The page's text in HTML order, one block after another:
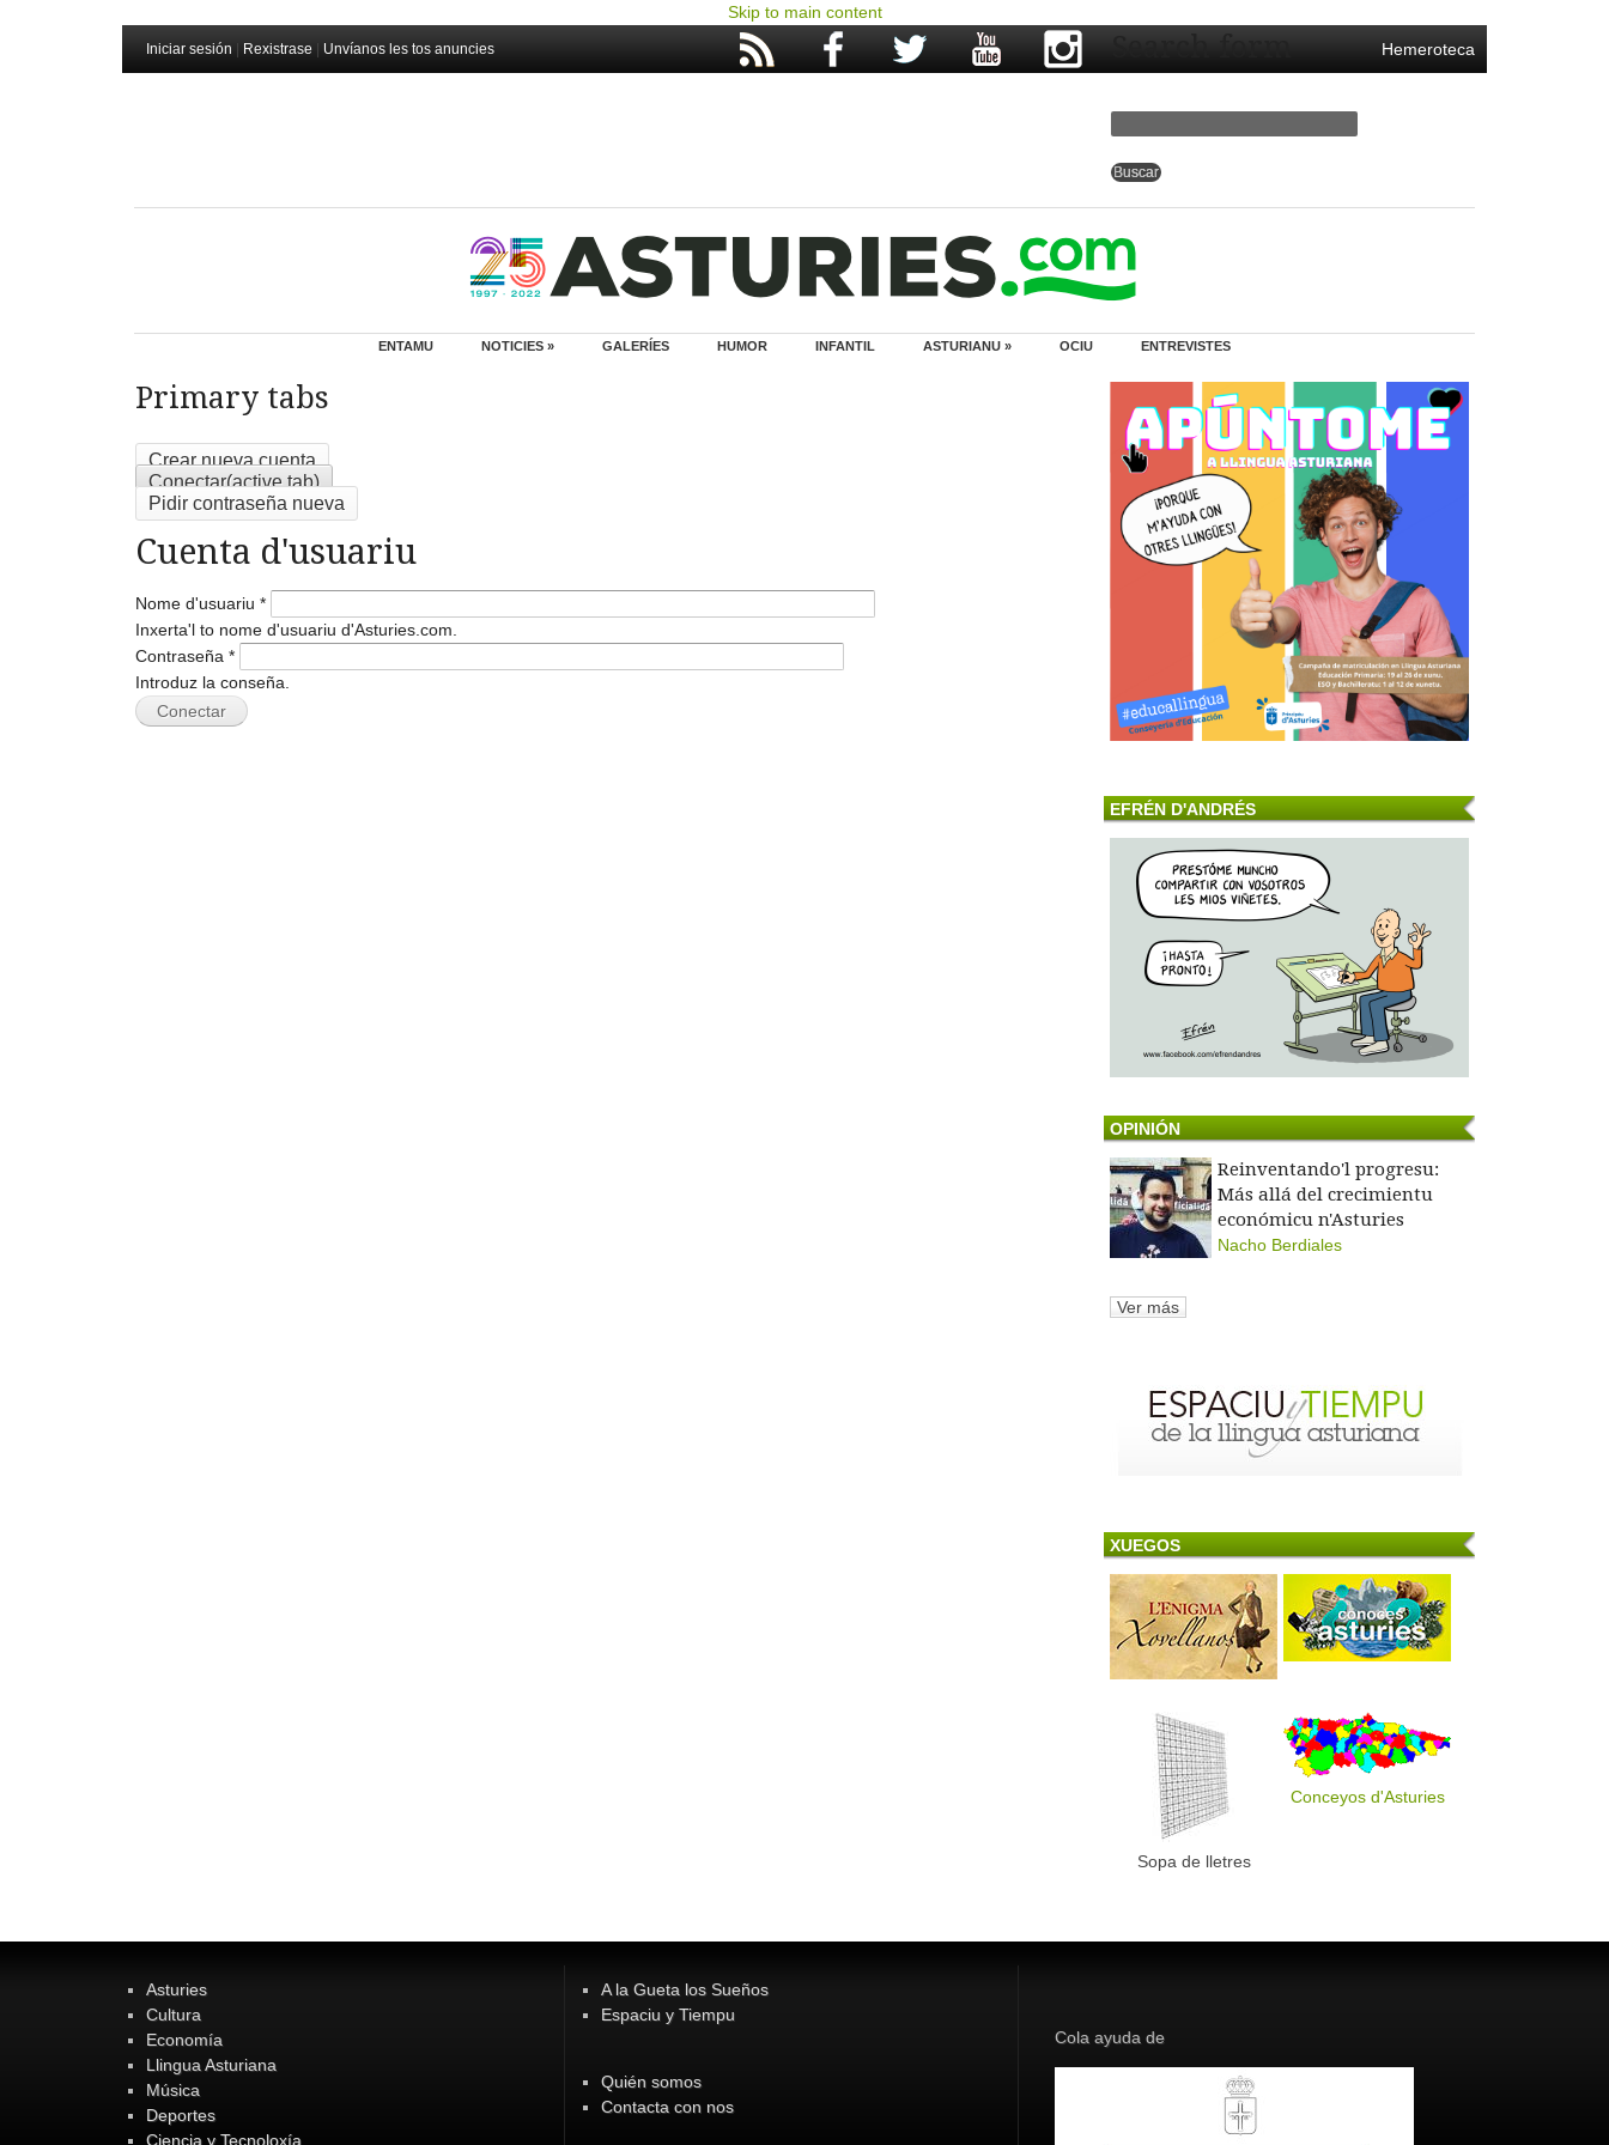
Skip to main content
Iniciar sesión Rexistrase Unvíanos les tos anuncies Hemeroteca
Search form
ENTAMU NOTICIES » GALERÍES HUMOR INFANTIL ASTURIANU » OCIU ENTREVISTES
Primary tabs
Crear nueva cuenta
Conectar(active tab)
Pidir contraseña nueva
Cuenta d'usuariu
Nome d'usuariu *
Inxerta'l to nome d'usuariu d'Asturies.com.
Contraseña *
Introduz la conseña.
EFRÉN D'ANDRÉS
OPINIÓN
Reinventando'l progresu:
Más allá del crecimientu
económicu n'Asturies
Nacho Berdiales
Ver más
XUEGOS
Sopa de lletres
Conceyos d'Asturies
Asturies
Cultura
Economía
Llingua Asturiana
Música
Deportes
Ciencia y Tecnoloxía
A la Gueta los Sueños
Espaciu y Tiempu
Quién somos
Contacta con nos
Cola ayuda de